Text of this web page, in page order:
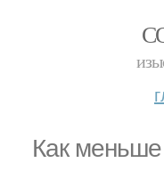
Как меньше